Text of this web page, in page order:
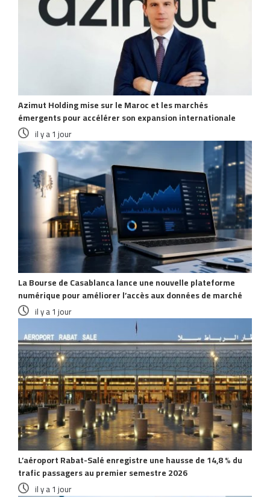
Azimut Holding mise sur le Maroc et les marchés
émergents pour accélérer son expansion internationale
il y a 1 jour
La Bourse de Casablanca lance une nouvelle plateforme
numérique pour améliorer l’accès aux données de marché
il y a 1 jour
L’aéroport Rabat-Salé enregistre une hausse de 14,8 % du
trafic passagers au premier semestre 2026
il y a 1 jour